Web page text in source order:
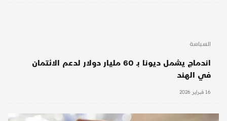
السياسة
اندماج يشمل ديونا بـ 60 مليار دولار لدعم الائتمان
في الهند
16 فبراير 2026